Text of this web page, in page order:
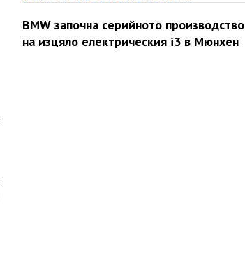
BMW започна серийното производство
на изцяло електрическия i3 в Мюнхен